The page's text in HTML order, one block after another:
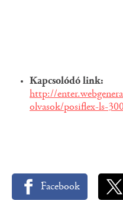
Kapcsolódó link:
http://
olvasok/posiflex-ls-
Facebook